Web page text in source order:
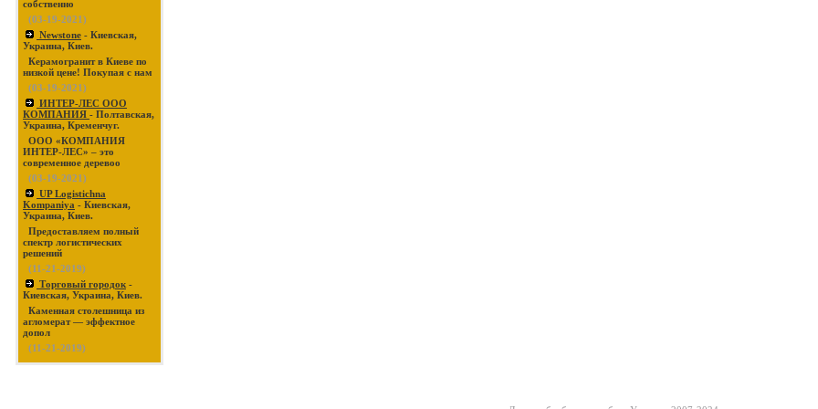
собственно
(03-19-2021)
Newstone - Киевская,
Украина, Киев.
Керамогранит в Киеве по
низкой цене! Покупая с нам
(03-19-2021)
ИНТЕР-ЛЕС ООО
КОМПАНИЯ - Полтавская,
Украина, Кременчуг.
ООО «КОМПАНИЯ
ИНТЕР-ЛЕС» – это
современное деревоо
(03-19-2021)
UP Logistichna
Kompaniya - Киевская,
Украина, Киев.
Предоставляем полный
спектр логистических
решений
(11-21-2019)
Торговый городок -
Киевская, Украина, Киев.
Каменная столешница из
агломерат — эффектное
допол
(11-21-2019)